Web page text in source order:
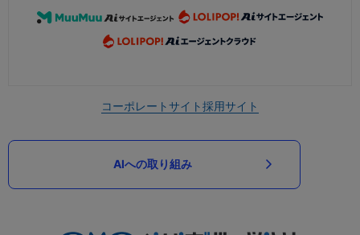
コーポレートサイト採用サイト
AIへの取り組み